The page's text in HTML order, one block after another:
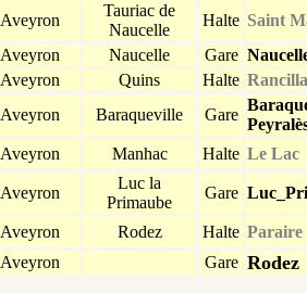
Aveyron
Tauriac de
Naucelle
Halte Saint
Aveyron Naucelle Gare
Aveyron Quins Halte
Aveyron Baraqueville Gare
Aveyron Manhac Halte Le Lac
Aveyron
Luc la
Primaube
Gare
Aveyron Rodez Halte Paraire
Aveyron Gare Rodez